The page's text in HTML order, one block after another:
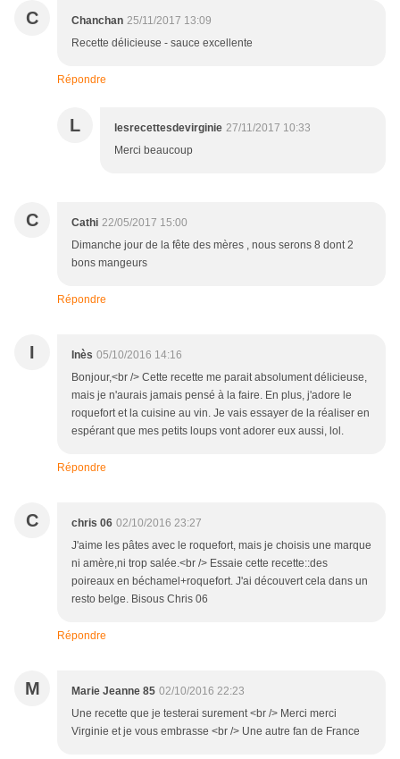
C Chanchan 25/11/2017 13:09
Recette délicieuse - sauce excellente
Répondre
L lesrecettesdevirginie 27/11/2017 10:33
Merci beaucoup
C Cathi 22/05/2017 15:00
Dimanche jour de la fête des mères , nous serons 8 dont 2
bons mangeurs
Répondre
I Inès 05/10/2016 14:16
Bonjour,<br /> Cette recette me parait absolument délicieuse,
mais je n'aurais jamais pensé à la faire. En plus, j'adore le
roquefort et la cuisine au vin. Je vais essayer de la réaliser en
espérant que mes petits loups vont adorer eux aussi, lol.
Répondre
C chris 06 02/10/2016 23:27
J'aime les pâtes avec le roquefort, mais je choisis une marque
ni amère,ni trop salée.<br /> Essaie cette recette::des
poireaux en béchamel+roquefort. J'ai découvert cela dans un
resto belge. Bisous Chris 06
Répondre
M Marie Jeanne 85 02/10/2016 22:23
Une recette que je testerai surement <br /> Merci merci
Virginie et je vous embrasse <br /> Une autre fan de France